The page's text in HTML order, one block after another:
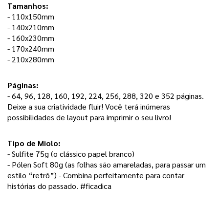
Tamanhos:
- 110x150mm
- 140x210mm
- 160x230mm
- 170x240mm
- 210x280mm
Páginas:
Deixe a sua criatividade fluir! Você terá inúmeras
possibilidades de layout para imprimir o seu livro!
Tipo de Miolo:
- Sulfite 75g (o clássico papel branco)
- Pólen Soft 80g (as folhas são amareladas, para passar um
estilo “retrô”) - Combina perfeitamente para contar
histórias do passado. #ficadica